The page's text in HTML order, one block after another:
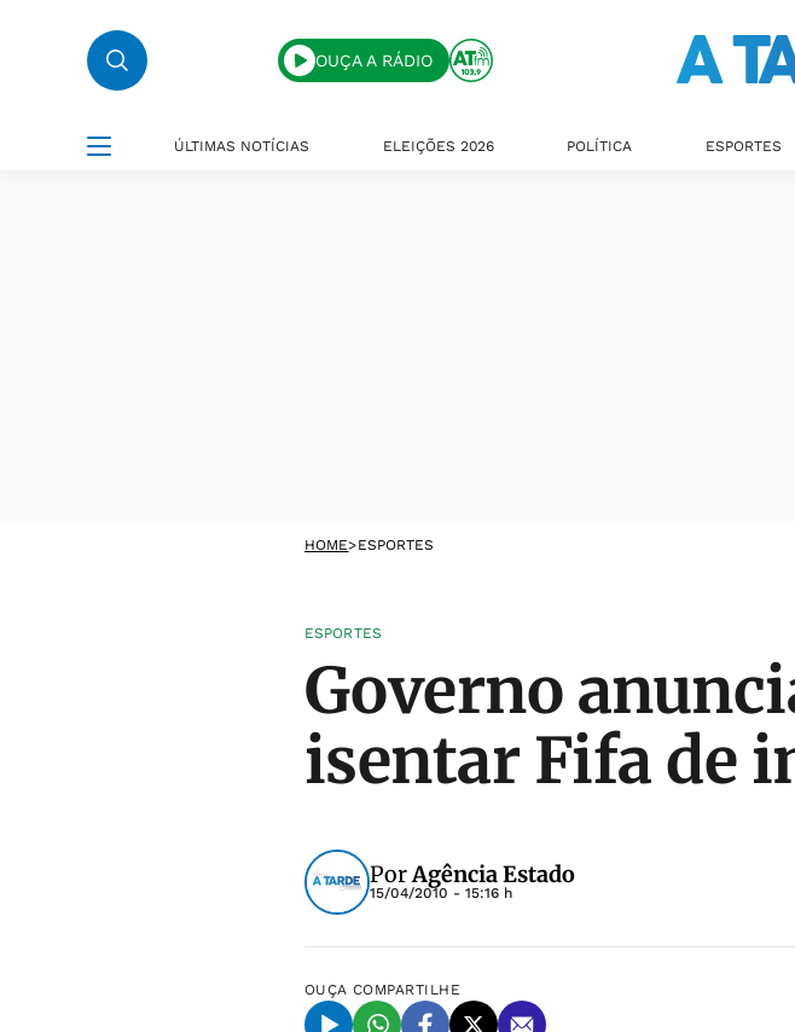
OUÇA A RÁDIO
ÚLTIMAS NOTÍCIAS ELEIÇÕES 2026 POLÍTICA ESPORTES
HOME>ESPORTES
ESPORTES
Governo
isentar Fifa de
PorAgência Estado
15/04/2010 - 15:16 h
OUÇA COMPARTILHE